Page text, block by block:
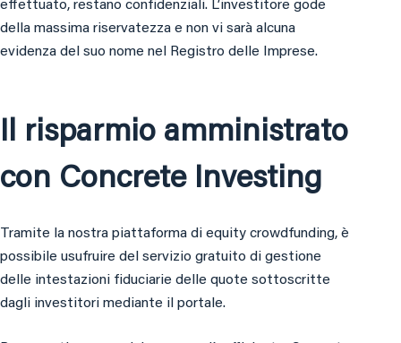
effettuato, restano confidenziali. L’investitore gode
della massima riservatezza e non vi sarà alcuna
evidenza del suo nome nel Registro delle Imprese.
Il risparmio amministrato
con Concrete Investing
Tramite la nostra piattaforma di equity crowdfunding, è
possibile usufruire del servizio gratuito di gestione
delle intestazioni fiduciarie delle quote sottoscritte
dagli investitori mediante il portale.